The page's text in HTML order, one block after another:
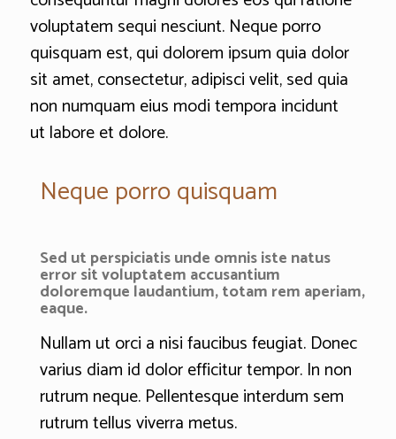
voluptatem sequi nesciunt. Neque porro
quisquam est, qui dolorem ipsum quia dolor
sit amet, consectetur, adipisci velit, sed quia
non numquam eius modi tempora incidunt
ut labore et dolore.
Neque porro quisquam
Sed ut perspiciatis unde omnis iste natus
error sit voluptatem accusantium
doloremque laudantium, totam rem aperiam,
eaque.
Nullam ut orci a nisi faucibus feugiat. Donec
varius diam id dolor efficitur tempor. In non
rutrum neque. Pellentesque interdum sem
rutrum tellus viverra metus.